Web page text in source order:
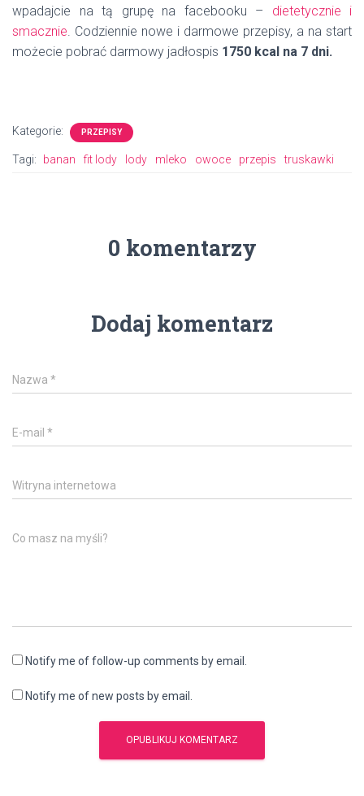
wpadajcie na tą grupę na facebooku – dietetycznie i
smacznie. Codziennie nowe i darmowe przepisy, a na start
możecie pobrać darmowy jadłospis 1750 kcal na 7 dni.
Kategorie: PRZEPISY
Tagi: banan fit lody lody mleko owoce przepis truskawki
0 komentarzy
Dodaj komentarz
Nazwa *
E-mail *
Witryna internetowa
Co masz na myśli?
Notify me of follow-up comments by email.
Notify me of new posts by email.